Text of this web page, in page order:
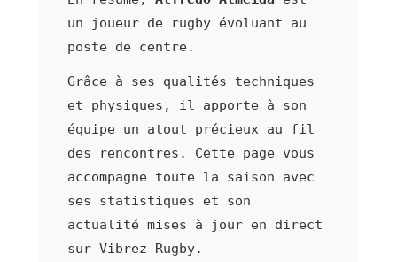
un joueur de rugby évoluant au
poste de centre.
Grâce à ses qualités techniques
et physiques, il apporte à son
équipe un atout précieux au fil
des rencontres. Cette page vous
accompagne toute la saison avec
ses statistiques et son
actualité mises à jour en direct
sur Vibrez Rugby.